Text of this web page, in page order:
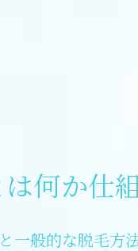
何か仕
一般的な脱毛方